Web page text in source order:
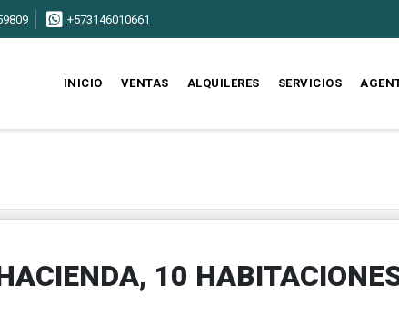
+573146010661
INICIO VENTAS ALQUILERES SERVICIOS
10